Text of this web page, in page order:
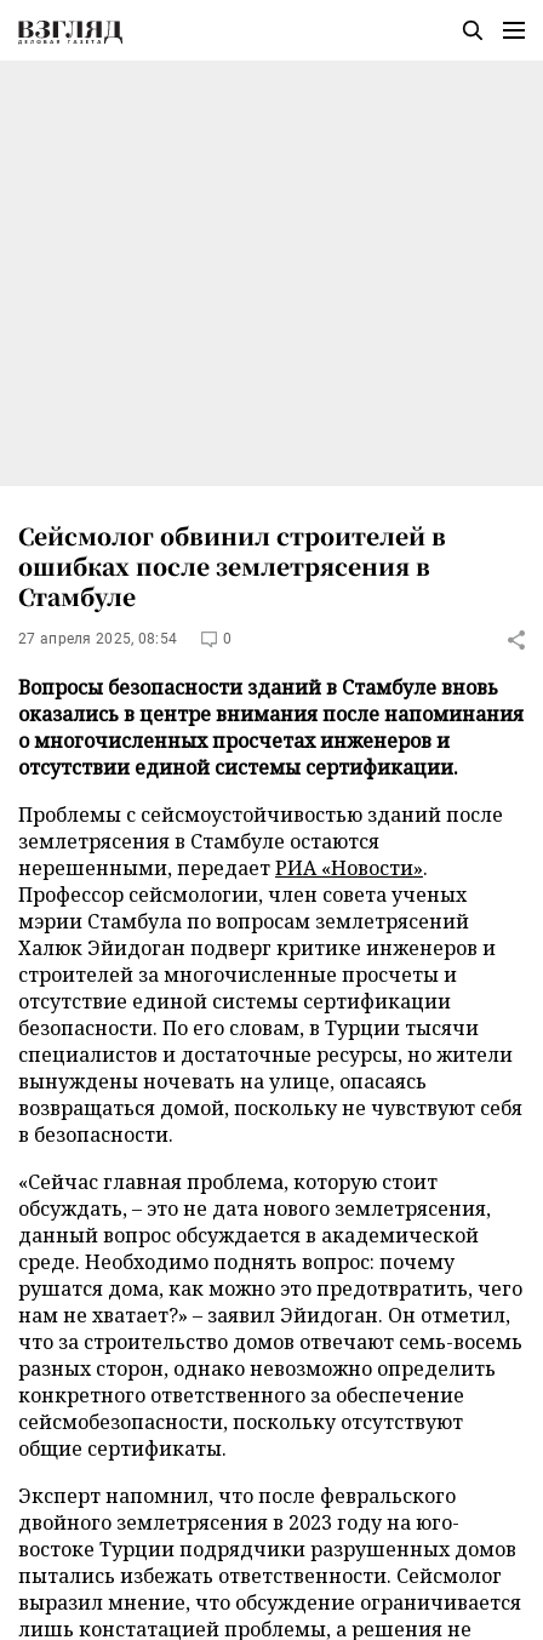
Сейсмолог обвинил строителей в
ошибках после землетрясения в
Стамбуле
27 апреля 2025, 08:54 0
Вопросы безопасности зданий в Стамбуле вновь
оказались в центре внимания после напоминания
о многочисленных просчетах инженеров и
отсутствии единой системы сертификации.
Проблемы с сейсмоустойчивостью зданий после
землетрясения в Стамбуле остаются
нерешенными, передаетРИА «Новости».
Профессор сейсмологии, член совета ученых
мэрии Стамбула по вопросам землетрясений
Халюк Эйидоган подверг критике инженеров и
строителей за многочисленные просчеты и
отсутствие единой системы сертификации
безопасности. По его словам, в Турции тысячи
специалистов и достаточные ресурсы, но жители
вынуждены ночевать на улице, опасаясь
возвращаться домой, поскольку не чувствуют себя
в безопасности.
«Сейчас главная проблема, которую стоит
обсуждать, – это не дата нового землетрясения,
данный вопрос обсуждается в академической
среде. Необходимо поднять вопрос: почему
рушатся дома, как можно это предотвратить, чего
нам не хватает?» – заявил Эйидоган. Он отметил,
что за строительство домов отвечают семь-восемь
разных сторон, однако невозможно определить
конкретного ответственного за обеспечение
сейсмобезопасности, поскольку отсутствуют
общие сертификаты.
Эксперт напомнил, что после февральского
двойного землетрясения в 2023 году на юго-
востоке Турции подрядчики разрушенных домов
пытались избежать ответственности. Сейсмолог
выразил мнение, что обсуждение ограничивается
лишь констатацией проблемы, а решения не